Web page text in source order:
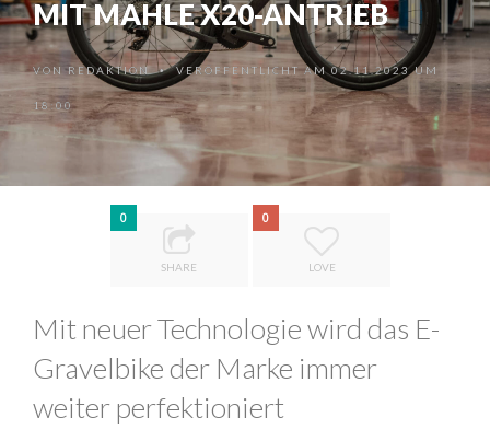
MIT MAHLE X20-ANTRIEB
VONREDAKTION •VERÖFFENTLICHT AM 02.11.2023 UM
18:00
0
SHARE
0
LOVE
Mit neuer Technologie wird das E-
Gravelbike der Marke immer
weiter perfektioniert